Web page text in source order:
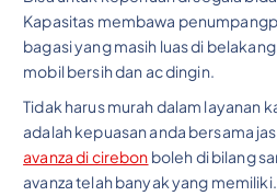
Kapasitas membawa
bagasi yang masih luas di
mobil bersih dan ac dingin.
Tidak harus murah dalam layanan
adalah kepuasan anda bersama
avanza di cirebon boleh di bilang
avanza telah banyak yang